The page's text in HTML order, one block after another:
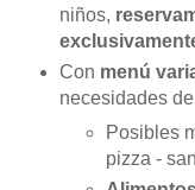
niños,
Con menú
necesidades
Posibles
pizza -